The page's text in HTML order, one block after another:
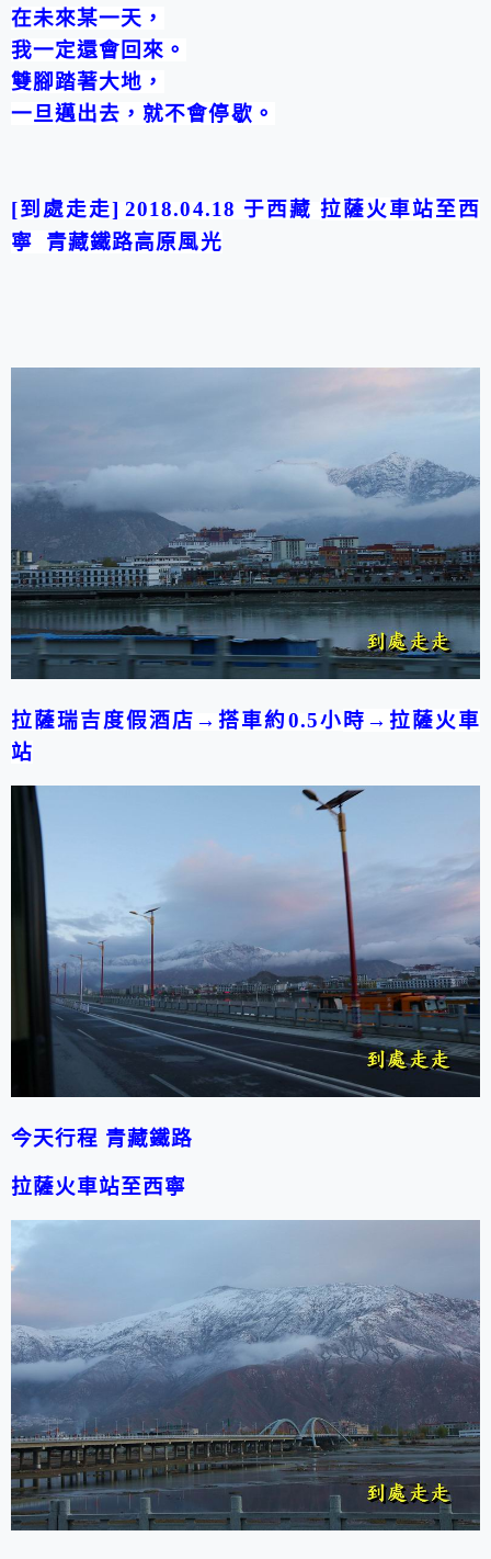
在未來某一天，
我一定還會回來。
雙腳踏著大地，
一旦邁出去，就不會停歇。
[到處走走] 2018.04.18 于西藏 拉薩火車站至西
寧
青藏鐵路高原風光
拉薩瑞吉度假酒店→搭車約0.5小 時→拉薩火車
站
今天行程 青藏鐵路
拉薩火車站至西寧